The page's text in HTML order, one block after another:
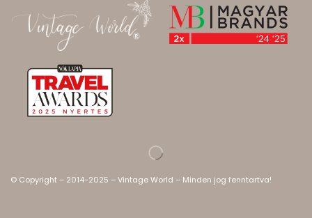
© Copyright – 2014-2025 – Vintage World – Minden jog fenntartva!